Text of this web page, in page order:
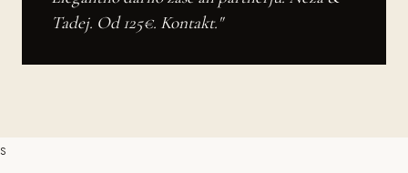
Tadej. Od 125€. Kontakt."
s